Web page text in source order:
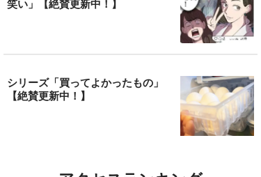
笑い」【絶賛更新中！】
シリーズ「買ってよかったもの」
【絶賛更新中！】